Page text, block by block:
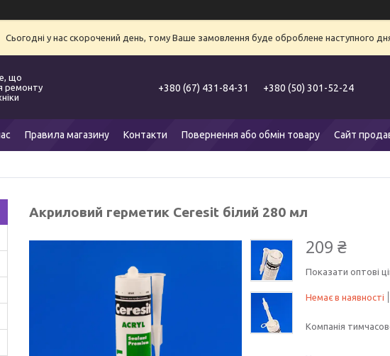
Сьогодні у нас скорочений день, тому Ваше замовлення буде оброблене наступного
що
ремонту
+380 (67) 431-84-31 +380 (50) 301-52-24
Правила магазину Контакти Повернення або обмін товару Сайт
Акриловий герметик Ceresit білий 280 мл
209 ₴
Показати оптові
Немає в наявності
Компанія